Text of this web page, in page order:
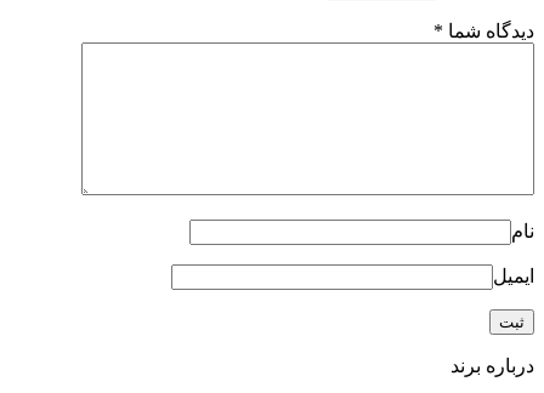
دیدگاه شما *
نام
ایمیل
درباره برند